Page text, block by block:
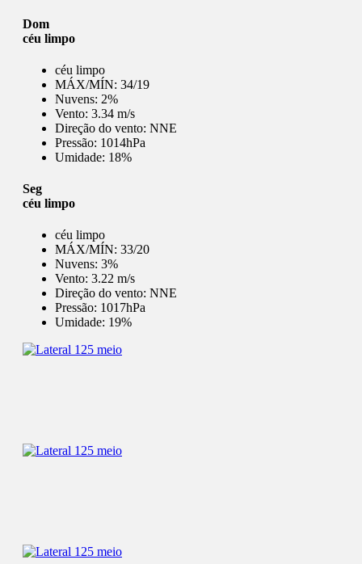
Dom
céu limpo
céu limpo
MÁX/MÍN: 34/19
Nuvens: 2%
Vento: 3.34 m/s
Direção do vento: NNE
Pressão: 1014hPa
Umidade: 18%
Seg
céu limpo
céu limpo
MÁX/MÍN: 33/20
Nuvens: 3%
Vento: 3.22 m/s
Direção do vento: NNE
Pressão: 1017hPa
Umidade: 19%